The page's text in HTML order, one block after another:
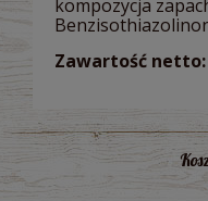
kompozycja
Zawartość netto:
Cena nie zawiera